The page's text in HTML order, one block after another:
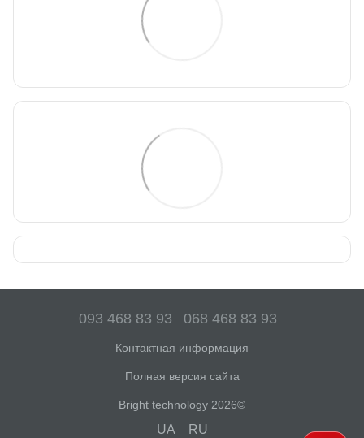
093 468 83 93 068 468 83 93
Контактная информация
Полная версия сайта
Bright technology 2026©
UA RU